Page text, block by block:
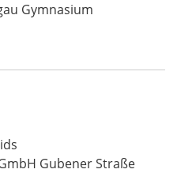
Gymnasium
Gubener Straße